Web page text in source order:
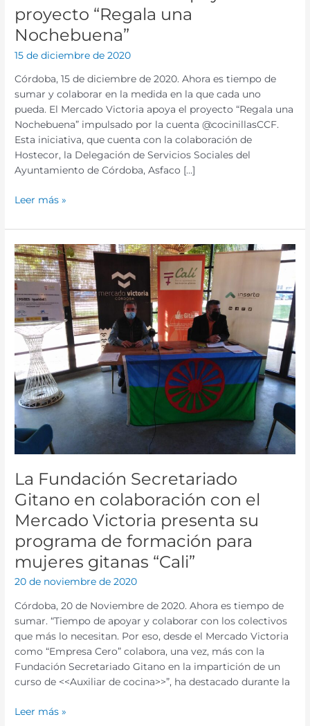
proyecto “Regala una
Nochebuena”
15 de diciembre de 2020
Córdoba, 15 de diciembre de 2020. Ahora es tiempo de
sumar y colaborar en la medida en la que cada uno
pueda. El Mercado Victoria apoya el proyecto “Regala una
Nochebuena” impulsado por la cuenta @cocinillasCCF.
Esta iniciativa, que cuenta con la colaboración de
Hostecor, la Delegación de Servicios Sociales del
Ayuntamiento de Córdoba, Asfaco […]
Leer más »
La Fundación Secretariado
Gitano en colaboración con el
Mercado Victoria presenta su
programa de formación para
mujeres gitanas “Cali”
20 de noviembre de 2020
Córdoba, 20 de Noviembre de 2020. Ahora es tiempo de
sumar. “Tiempo de apoyar y colaborar con los colectivos
que más lo necesitan. Por eso, desde el Mercado Victoria
como “Empresa Cero” colabora, una vez, más con la
Fundación Secretariado Gitano en la impartición de un
curso de <<Auxiliar de cocina>>”, ha destacado durante la
La
Fundación
Secretariado
Gitano
en
colaboración
con
el
Mercado
Victoria
presenta
programa
para
mujeres
gitanas
“Cali”
Leer más »